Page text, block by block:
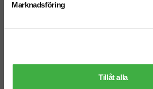
Marknadsföring
Tillåt alla
Unisex Herr &